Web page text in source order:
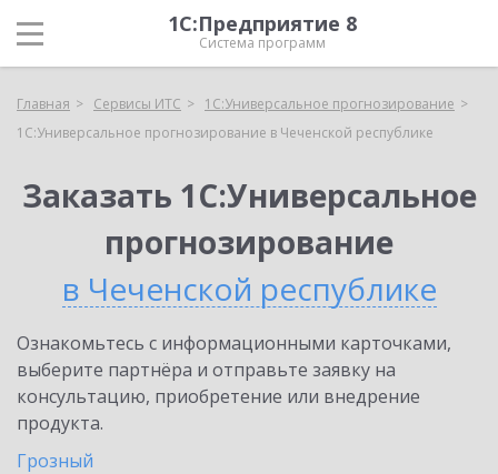
1С:Предприятие 8
Система программ
Главная Сервисы ИТС
1С:Универсальное прогнозирование
1С:Универсальное прогнозирование в Чеченской республике
Заказать 1С:Универсальное
прогнозирование
в Чеченской республике
Ознакомьтесь с информационными карточками,
выберите партнёра и отправьте заявку на
консультацию, приобретение или внедрение
продукта.
Грозный